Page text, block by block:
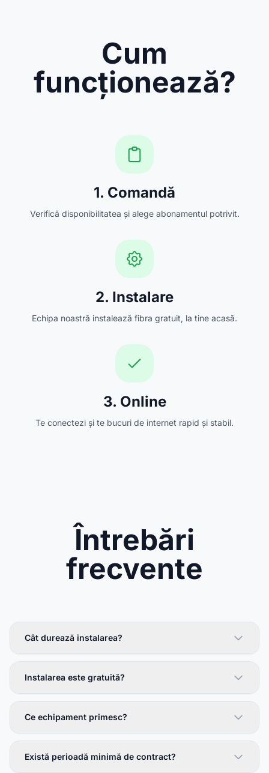
Cum
funcționează?
1. Comandă
Verifică disponibilitatea și alege abonamentul potrivit.
2. Instalare
Echipa noastră instalează fibra gratuit, la tine acasă.
3. Online
Te conectezi și te bucuri de internet rapid și stabil.
Întrebări
frecvente
Cât durează instalarea?
Instalarea este gratuită?
Ce echipament primesc?
Există perioadă minimă de contract?